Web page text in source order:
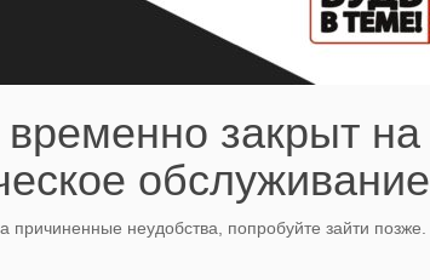
закрыт на
причиненные неудобства, попробуйте зайти позже.